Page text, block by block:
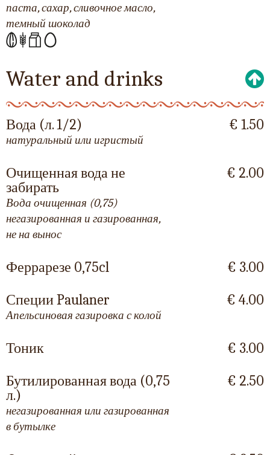
паста, сахар, сливочное масло,
темный шоколад
Water and drinks
Вода (л. 1/2)
натуральный или игристый
€ 1.50
Очищенная вода не
забирать
Вода очищенная (0,75)
негазированная и газированная,
не на вынос
€ 2.00
Феррарезе 0,75cl
€ 3.00
Специи Paulaner
Апельсиновая газировка с колой
€ 4.00
Тоник
€ 3.00
Бутилированная вода (0,75
л.)
негазированная или газированная
в бутылке
€ 2.50